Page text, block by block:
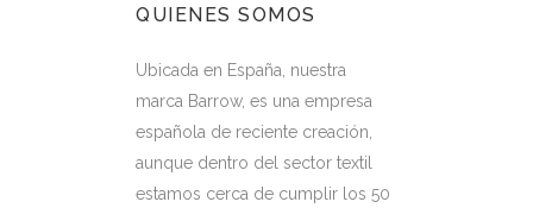
QUIENES SOMOS
Ubicada en España, nuestra
marca Barrow, es una empresa
española de reciente creación,
aunque dentro del sector textil
estamos cerca de cumplir los 50